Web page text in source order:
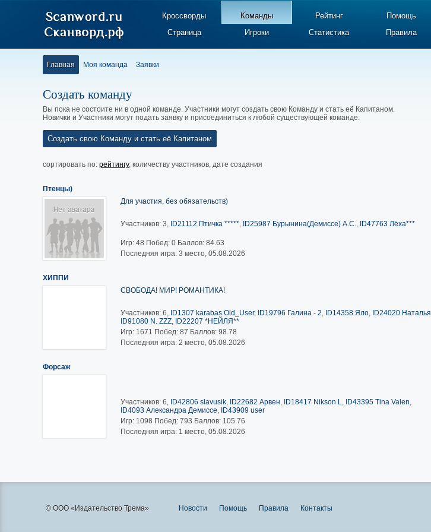
Кроссворды Команды Рейтинг Помощь
Страница
Игроки Статистика Правила
Главная Моя команда Заявки
Создать команду
Вы пока не состоите ни в одной команде. Участники могут создать свою Команду и стать её Капитаном.
Новички и Участники могут подать заявку и присоединиться к любой существующей команде.
Создать свою Команду и стать её Капитаном
сортировать по: рейтингу, количеству участников, дате создания
Птенцы)
Для участия, без обязательств)
Участников: 3, ID21112 Птичка *****, ID25987 Бурынина(Демиссе) А.С., ID47763 Лёха***
Игр: 48 Побед: 0 Баллов: 84.63
Последняя игра: 3 место, 05.08.2026
ХИППИ
СВОБОДА! МИР! РОМАНТИКА!
Участников: 6, ID1307 karabas Old_User, ID19796 Галина - 2, ID14358 Яло, ID24020 Наталья
ID91080 N. ZZZ, ID22207 *НЕЙЛЯ**
Игр: 1671 Побед: 87 Баллов: 98.78
Последняя игра: 2 место, 05.08.2026
Форсаж
Участников: 6, ID42806 slavusik, ID22682 Арвен, ID18417 Nikson L, ID43395 Tina Valen,
ID4093 Александра Демиссе, ID43909 user
Игр: 1098 Побед: 793 Баллов: 105.76
Последняя игра: 1 место, 05.08.2026
© ООО «Издательство Трема» Новости Помощь Правила Контакты